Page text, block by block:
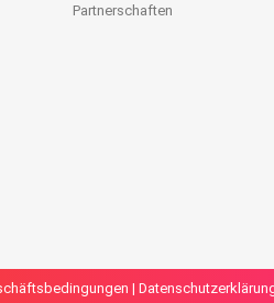
Partnerschaften
|